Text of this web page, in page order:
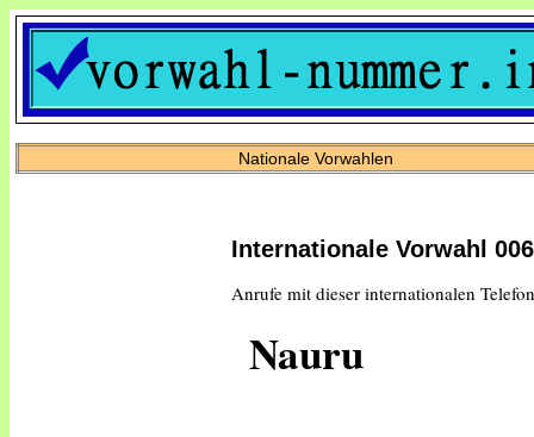
Nationale Vorwahlen
Internationale Vorwahl
Anrufe mit dieser internationalen
Nauru